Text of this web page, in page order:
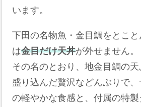
います。
下田の名物魚・金目鯛をとこ
は金目だけ天丼が外せません。
その名のとおり、地金目鯛の
盛り込んだ贅沢などんぶりで
の軽やかな食感と、付属の特